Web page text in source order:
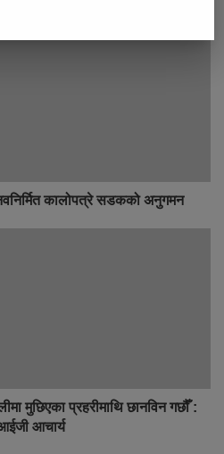
कालोपत्रे सडकको अनुगमन
मुछिएका प्रहरीमाथि छानविन गछौँ :
आचार्य